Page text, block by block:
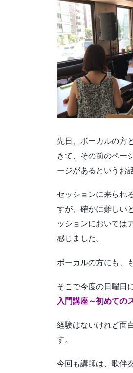
先日、ボーカルの方
きて、その前のペー
ージがあるというお
セッションに来られ
すが、確かに難しい
ッションにおいては
感じました。
ボーカルの方にも、
そこで今度の日曜日
入門講座～初めての
経験はないけれど面
す。
今回も講師は、歌伴